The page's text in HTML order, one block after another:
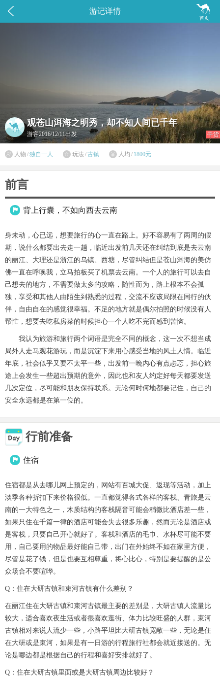
 
首页
游记详情
观苍山洱海之明秀，却不知人间已千年
游客2016/12/11出发 干货
 人物 /独自一人  玩法 /古镇  人均 / 1800元
前言
 背上行囊，不如向西去云南
身未动，心已远，想要旅行的心一直在路上。好不容易有了两周的假
期，说什么都要出去走一趟，临近出发前几天还在纠结到底是去云南
的丽江、大理还是浙江的乌镇、西塘，尽管纠结但是苍山洱海的美仿
佛一直在呼唤我，立马拍板买了机票去云南。一个人的旅行可以去自
己想去的地方，不需要做太多的攻略，随性而为，路上根本不会孤
独，享受和其他人由陌生到熟悉的过程，交流不应该局限在同行的伙
伴，自由自在的感觉很幸福。不足的地方就是偶尔拍照的时候没有人
帮忙，想要去吃私房菜的时候担心一个人吃不完而感到苦恼。
我认为旅游和旅行两个词语是完全不同的概念，这一次不想当成
局外人走马观花游玩，而是沉淀下来用心感受当地的风土人情。临近
年底，社会似乎又要不太平一些，出发前一晚内心有点忐忑，担心旅
途上会发生一些超出预期的意外，因此也和友人约定好每天都要发送
几次定位，尽可能和朋友保持联系。无论何时何地都要记住，自己的
安全永远都是在第一位的。
行前准备
 住宿
住宿都是从去哪儿网上预定的，网站有百城大促、返现等活动，加上
淡季各种折扣下来价格很低。一直都觉得各式各样的客栈、青旅是云
南的一大特色之一，木质结构的客栈隔音可能会稍微比酒店差一些，
如果只住在千篇一律的酒店可能会失去很多乐趣，然而无论是酒店或
是客栈，只要自己开心就好了。客栈和酒店的毛巾、水杯尽可能不要
用，自己要用的物品最好能自己带，出门在外始终不如在家里方便，
尽管是花了钱，但是也要互相尊重，将心比心，特别是要提醒的是公
众场合不要喧哗。
Q：住在大研古镇和束河古镇有什么差别？
在丽江住在大研古镇和束河古镇最主要的差别是，大研古镇人流量比
较大，适合喜欢夜生活或者很喜欢逛街、体力比较旺盛的人群，束河
古镇相对来说人流少一些，小路平坦比大研古镇宽敞一些，无论是住
在大研或是束河，如果是有一日游的行程旅行社都会就近接送的。无
论是哪边都是根据自己的行程和喜好安排就好了。
Q：住在大研古镇里面或是大研古镇周边比较好？